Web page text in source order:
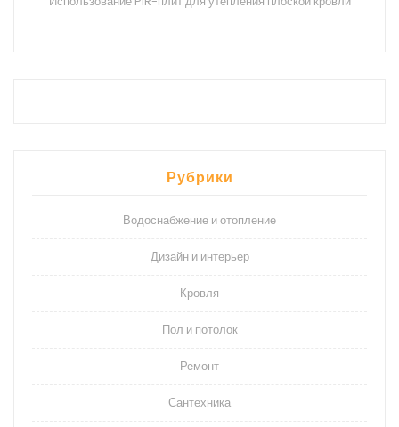
Рубрики
Водоснабжение и отопление
Дизайн и интерьер
Кровля
Пол и потолок
Ремонт
Сантехника